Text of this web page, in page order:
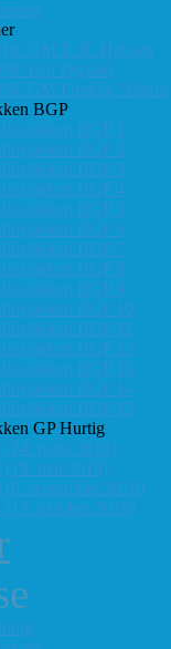
GM T. R. Hansen
Leif Øgaard
GM Predrag Nikolic
BGP
BGP 1
BGP 2
BGP 3
BGP 4
BGP 5
BGP 6
BGP 7
BGP 8
BGP 9
BGP 10
BGP 11
BGP 12
BGP 13
BGP 14
BGP 15
GP Hurtig
(24. mars 2018)
(19. mai 2018)
(8. september 2018)
(13. oktober 2018)